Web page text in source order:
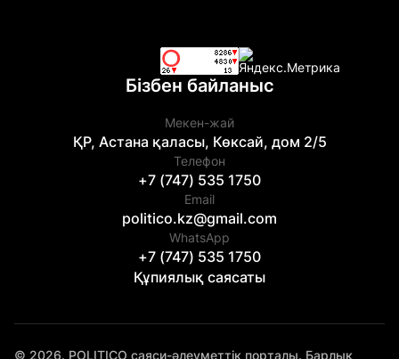
Бізбен байланыс
Мекен-жай
ҚР, Астана қаласы, Көксай, дом 2/5
Телефон
+7 (747) 535 1750
Email
politico.kz@gmail.com
WhatsApp
+7 (747) 535 1750
Құпиялық саясаты
© 2026. POLITICO саяси-әлеуметтік порталы. Барлық